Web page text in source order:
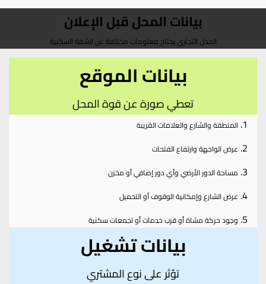
بيانات المحل قبل الإعلان
المحل التجاري يحتاج معلومات مختلفة عن الشقة السكنية
بيانات الموقع
تعطي صورة عن قوة المحل
المنطقة والشارع والعلامات القريبة
عرض الواجهة وارتفاع الفتحات
مساحة الدور الأرضي وأي دور إضافي أو مخزن
عرض الشارع وإمكانية الوقوف أو التحميل
وجود حركة مشاة أو قرب خدمات أو تجمعات سكنية
بيانات تشغيل
تؤثر على نوع المشتري